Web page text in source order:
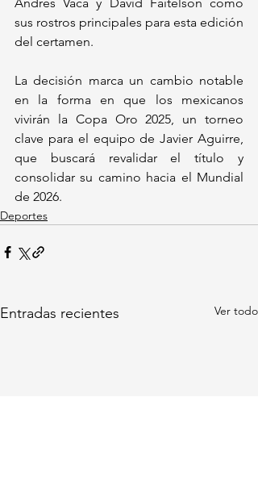
sus rostros principales para esta edición
del certamen.
La decisión marca un cambio notable
en la forma en que los mexicanos
vivirán la Copa Oro 2025, un torneo
clave para el equipo de Javier Aguirre,
que buscará revalidar el título y
consolidar su camino hacia el Mundial
de 2026.
Deportes
Entradas recientes Ver todo